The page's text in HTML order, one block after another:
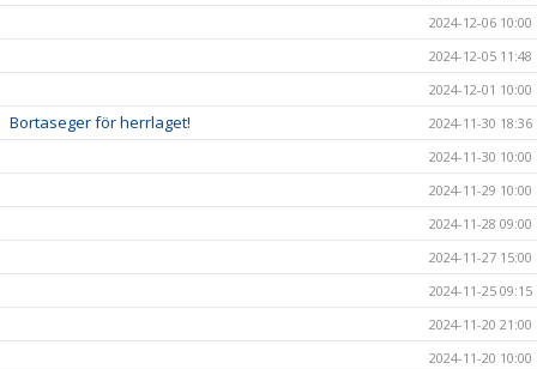
2024-12-06 10:00
2024-12-05 11:48
2024-12-01 10:00
Bortaseger för herrlaget!
2024-11-30 18:36
2024-11-30 10:00
2024-11-29 10:00
2024-11-28 09:00
2024-11-27 15:00
2024-11-25 09:15
2024-11-20 21:00
2024-11-20 10:00